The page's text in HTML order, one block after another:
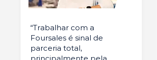
“Trabalhar com a
Foursales é sinal de
parceria total,